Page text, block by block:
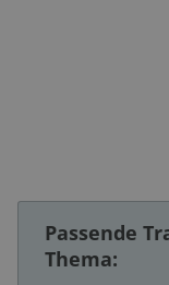
Passende
Thema: